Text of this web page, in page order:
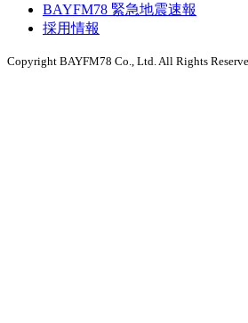
BAYFM78 緊急地震速報
採用情報
Copyright BAYFM78 Co., Ltd. All Rights